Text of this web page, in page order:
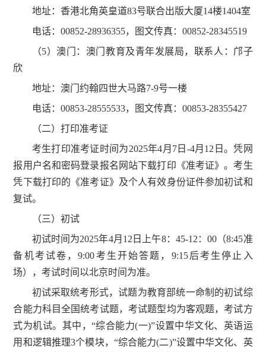
地址：香港北角英皇道83号联合出版大厦14楼1404室
电话：00852-28936355，图文传真：00852-28345519
（5）澳门：澳门教育及青年发展局，联系人：邝子
欣
地址：澳门约翰四世大马路7-9号一楼
电话：00853-28555533，图文传真：00853-28355427
（二）打印准考证
考生打印准考证时间为2025年4月7日-4月12日。凭网
报用户名和密码登录报名网站下载打印《准考证》。考生
凭下载打印的《准考证》及个人有效身份证件参加初试和
复试。
（三）初试
初试时间为2025年4月12日上午8：45-12：00（8:45准
备机考试卷，9:00考生开始答题，9:15后考生停止入
场），考试时间以北京时间为准。
初试采取统考形式，试题为教育部统一命制的初试综
合能力科目全国统考试题，考试题型均为客观题，考试方
式为机试。其中，“综合能力(一)”设置中华文化、英语运
用和逻辑推理3个模块，“综合能力(二)”设置中华文化、英